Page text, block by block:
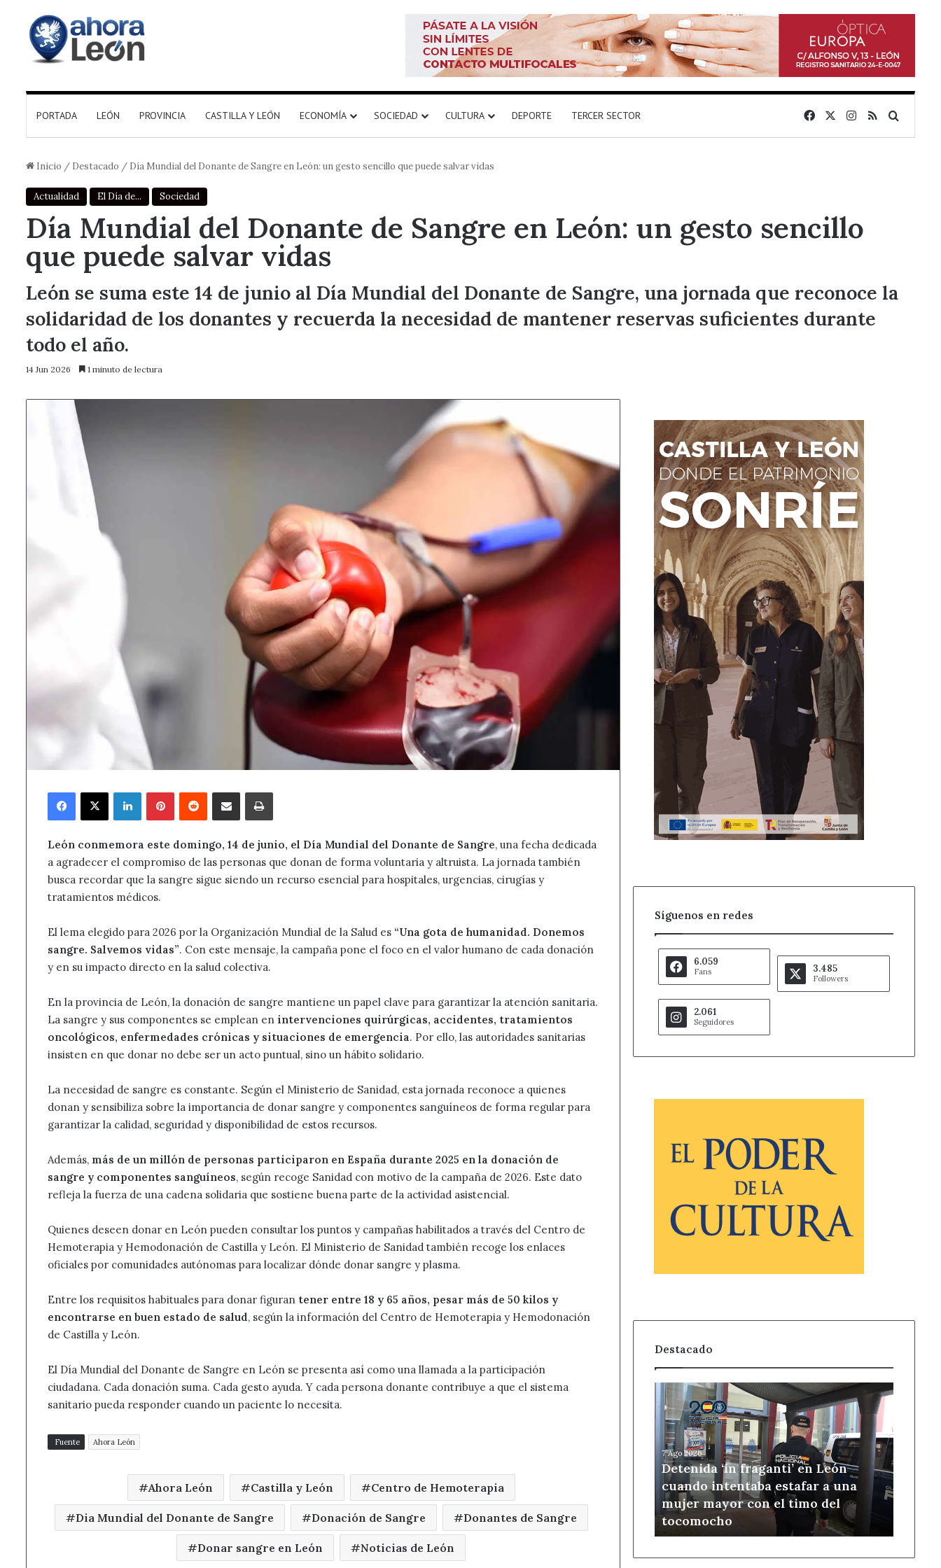
PORTADA LEÓN PROVINCIA CASTILLA Y LEÓN ECONOMÍA SOCIEDAD CULTURA DEPORTE TERCER SECTOR FacebookInstagram
RSS
Inicio / Destacado / Día Mundial del Donante de Sangre en León: un gesto sencillo que puede salvar vidas
Actualidad El Día de... Sociedad
Día Mundial del Donante de Sangre en León: un gesto sencillo
que puede salvar vidas
León se suma este 14 de junio al Día Mundial del Donante de Sangre, una jornada que reconoce la
solidaridad de los donantes y recuerda la necesidad de mantener reservas suficientes durante
todo el año.
14 Jun 2026 1 minuto de lectura
Facebook
X LinkedInPinterestReddit Compartir por correo electrónicoImprimir
León conmemora este domingo, 14 de junio, el Día Mundial del Donante de Sangre, una fecha dedicada
a agradecer el compromiso de las personas que donan de forma voluntaria y altruista. La jornada también
busca recordar que la sangre sigue siendo un recurso esencial para hospitales, urgencias, cirugías y
tratamientos médicos.
El lema elegido para 2026 por la Organización Mundial de la Salud es “Una gota de humanidad. Donemos
sangre. Salvemos vidas”. Con este mensaje, la campaña pone el foco en el valor humano de cada donación
y en su impacto directo en la salud colectiva.
En la provincia de León, la donación de sangre mantiene un papel clave para garantizar la atención sanitaria.
La sangre y sus componentes se emplean en intervenciones quirúrgicas, accidentes, tratamientos
oncológicos, enfermedades crónicas y situaciones de emergencia. Por ello, las autoridades sanitarias
insisten en que donar no debe ser un acto puntual, sino un hábito solidario.
La necesidad de sangre es constante. Según el Ministerio de Sanidad, esta jornada reconoce a quienes
donan y sensibiliza sobre la importancia de donar sangre y componentes sanguíneos de forma regular para
garantizar la calidad, seguridad y disponibilidad de estos recursos.
Además, más de un millón de personas participaron en España durante 2025 en la donación de
sangre y componentes sanguíneos, según recoge Sanidad con motivo de la campaña de 2026. Este dato
refleja la fuerza de una cadena solidaria que sostiene buena parte de la actividad asistencial.
Quienes deseen donar en León pueden consultar los puntos y campañas habilitados a través del Centro de
Hemoterapia y Hemodonación de Castilla y León. El Ministerio de Sanidad también recoge los enlaces
oficiales por comunidades autónomas para localizar dónde donar sangre y plasma.
Entre los requisitos habituales para donar figuran tener entre 18 y 65 años, pesar más de 50 kilos y
encontrarse en buen estado de salud, según la información del Centro de Hemoterapia y Hemodonación
de Castilla y León.
El Día Mundial del Donante de Sangre en León se presenta así como una llamada a la participación
ciudadana. Cada donación suma. Cada gesto ayuda. Y cada persona donante contribuye a que el sistema
sanitario pueda responder cuando un paciente lo necesita.
Fuente Ahora León
Ahora León Castilla y León Centro de Hemoterapia
Dia Mundial del Donante de Sangre Donación de Sangre Donantes de Sangre
Donar sangre en León Noticias de León
Síguenos en redes
6.059
Fans 3.485
Followers
2.061
Seguidores
Destacado
Detenida
‘in
fraganti’
León
cuando
intentaba
estafar
a
una
mujer
7 Ago 2026
Detenida ‘in fraganti’ en León
cuando intentaba estafar a una
mujer mayor con el timo del
tocomocho